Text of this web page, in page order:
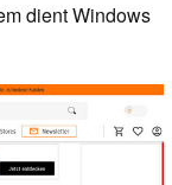
dient Windows